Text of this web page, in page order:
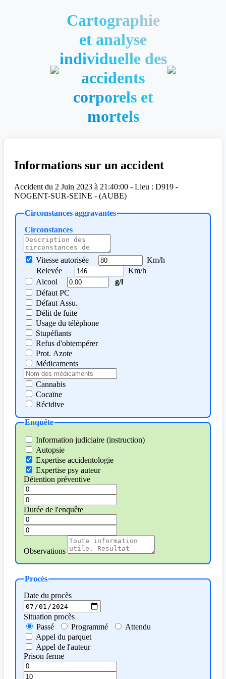
Cartographie
et analyse
individuelle des
accidents
corporels et
mortels
Informations sur un accident
Accident du 2 Juin 2023 à 21:40:00 - Lieu : D919 -
NOGENT-SUR-SEINE - (AUBE)
Circonstances
Circonstances aggravantes
Vitesse autorisée
Km/h
Relevée
Km/h
Alcool
g/l
Défaut PC
Défaut Assu.
Délit de fuite
Usage du téléphone
Stupéfiants
Refus d'obtempérer
Prot. Azote
Médicaments
Cannabis
Cocaïne
Récidive
Enquête
Information judiciaire (instruction)
Autopsie
Expertise accidentologie
Expertise psy auteur
Détention préventive
Durée de l'enquête
Observations
Procès
Date du procès
Situation procès
Passé
Programmé
Attendu
Appel du parquet
Appel de l'auteur
Prison ferme